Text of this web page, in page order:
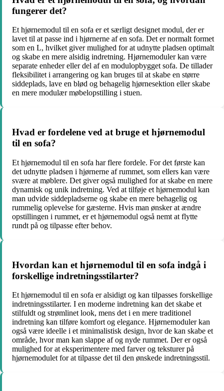
fungerer det?
Et hjørnemodul til en sofa er et særligt designet modul, der er
lavet til at passe ind i hjørnerne af en sofa. Det er normalt formet
som en L, hvilket giver mulighed for at udnytte pladsen optimalt
og skabe en mere alsidig indretning. Hjørnemoduler kan være
separate enheder eller del af en modulopbygget sofa. De tillader
fleksibilitet i arrangering og kan bruges til at skabe en større
siddeplads, lave en blød og behagelig hjørnesektion eller skabe
en mere modulær møbelopstilling i stuen.
Hvad er fordelene ved at bruge et hjørnemodul
til en sofa?
Et hjørnemodul til en sofa har flere fordele. For det første kan
det udnytte pladsen i hjørnerne af rummet, som ellers kan være
svære at møblere. Det giver også mulighed for at skabe en mere
dynamisk og unik indretning. Ved at tilføje et hjørnemodul kan
man udvide siddepladserne og skabe en mere behagelig og
rummelig oplevelse for gæsterne. Hvis man ønsker at ændre
opstillingen i rummet, er et hjørnemodul også nemt at flytte
rundt på og tilpasse efter behov.
Hvordan kan et hjørnemodul til en sofa indgå i
forskellige indretningsstilarter?
Et hjørnemodul til en sofa er alsidigt og kan tilpasses forskellige
indretningsstilarter. I en moderne indretning kan det skabe et
stilfuldt og strømlinet look, mens det i en mere traditionel
indretning kan tilføre komfort og elegance. Hjørnemoduler kan
også være ideelle i et minimalistisk design, hvor de kan skabe et
område, hvor man kan slappe af og nyde rummet. Der er også
mulighed for at eksperimentere med farver og teksturer på
hjørnemodulet for at tilpasse det til den ønskede indretningsstil.